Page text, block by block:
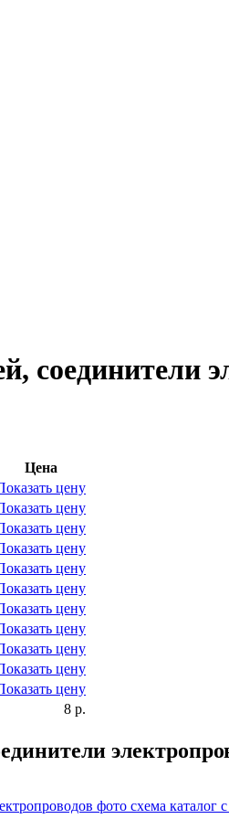
соединители
Цена
цену
цену
цену
цену
цену
цену
цену
цену
цену
цену
цену
8 р.